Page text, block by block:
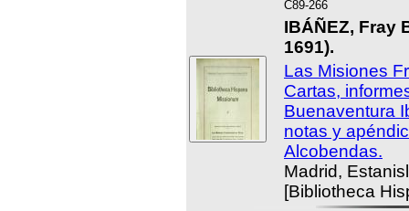
C89-266
IBÁÑEZ, Fray
1691).
Las Misiones
Cartas,
Buenaventura
notas y
Alcobendas.
Madrid,
[Bibliotheca